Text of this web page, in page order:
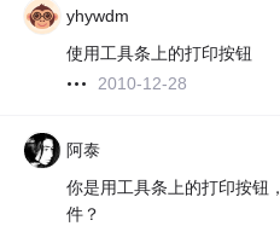
yhywdm
使用工具条上的打印按钮
2010-12-28
阿泰
你是用工具条上的打印按钮
件？